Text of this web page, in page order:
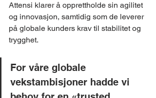
Attensi klarer å opprettholde sin agilitet
og innovasjon, samtidig som de leverer
på globale kunders krav til stabilitet og
trygghet.
For våre globale
vekstambisjoner hadde vi